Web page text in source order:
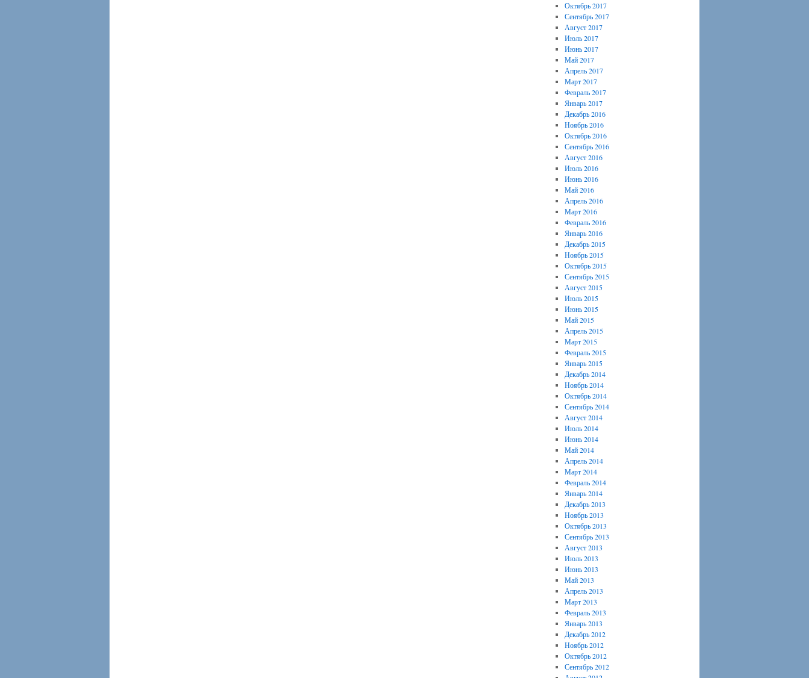
Октябрь 2017
Сентябрь 2017
Август 2017
Июль 2017
Июнь 2017
Май 2017
Апрель 2017
Март 2017
Февраль 2017
Январь 2017
Декабрь 2016
Ноябрь 2016
Октябрь 2016
Сентябрь 2016
Август 2016
Июль 2016
Июнь 2016
Май 2016
Апрель 2016
Март 2016
Февраль 2016
Январь 2016
Декабрь 2015
Ноябрь 2015
Октябрь 2015
Сентябрь 2015
Август 2015
Июль 2015
Июнь 2015
Май 2015
Апрель 2015
Март 2015
Февраль 2015
Январь 2015
Декабрь 2014
Ноябрь 2014
Октябрь 2014
Сентябрь 2014
Август 2014
Июль 2014
Июнь 2014
Май 2014
Апрель 2014
Март 2014
Февраль 2014
Январь 2014
Декабрь 2013
Ноябрь 2013
Октябрь 2013
Сентябрь 2013
Август 2013
Июль 2013
Июнь 2013
Май 2013
Апрель 2013
Март 2013
Февраль 2013
Январь 2013
Декабрь 2012
Ноябрь 2012
Октябрь 2012
Сентябрь 2012